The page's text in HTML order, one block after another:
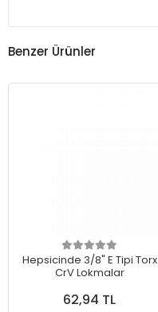
Benzer Ürünler
Hepsicinde 3/8" E Tipi Torx
CrV Lokmalar
62,94 TL